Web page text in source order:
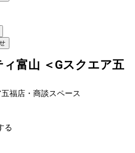
ィ富山 ＜Gスクエア五
五福店・商談スペース
る